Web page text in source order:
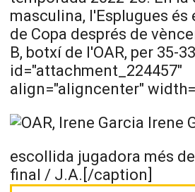
masculina, l'Esplugues és
de Copa després de
B, botxí de l'OAR, per 35-
id="attachment_224457"
align="aligncenter"
Irene
escollida jugadora més
final / J.A.[/caption]